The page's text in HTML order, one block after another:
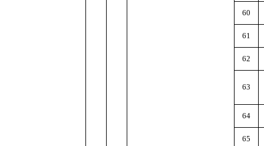
60
61
62
63
64
65